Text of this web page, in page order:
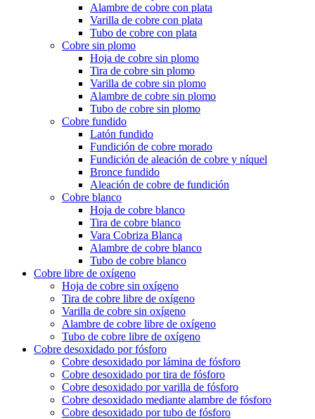
Alambre de cobre con plata
Varilla de cobre con plata
Tubo de cobre con plata
Cobre sin plomo
Hoja de cobre sin plomo
Tira de cobre sin plomo
Varilla de cobre sin plomo
Alambre de cobre sin plomo
Tubo de cobre sin plomo
Cobre fundido
Latón fundido
Fundición de cobre morado
Fundición de aleación de cobre y níquel
Bronce fundido
Aleación de cobre de fundición
Cobre blanco
Hoja de cobre blanco
Tira de cobre blanco
Vara Cobriza Blanca
Alambre de cobre blanco
Tubo de cobre blanco
Cobre libre de oxígeno
Hoja de cobre sin oxígeno
Tira de cobre libre de oxígeno
Varilla de cobre sin oxígeno
Alambre de cobre libre de oxígeno
Tubo de cobre libre de oxígeno
Cobre desoxidado por fósforo
Cobre desoxidado por lámina de fósforo
Cobre desoxidado por tira de fósforo
Cobre desoxidado por varilla de fósforo
Cobre desoxidado mediante alambre de fósforo
Cobre desoxidado por tubo de fósforo